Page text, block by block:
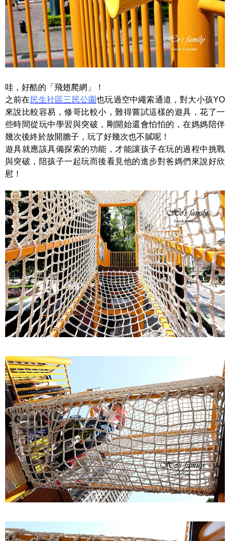
哇，好酷的「飛翅爬網」！
之前在 民生社區三民公園也玩過空中繩索通道，對大小孩YO
來說比較容易，修哥比較小，難得嘗試這樣的遊具，花了一
些時間從玩中學習與突破，剛開始還會怕怕的，在媽媽陪伴
幾次後終於放開膽子，玩了好幾次也不膩呢！
遊具就應該具備探索的功能，才能讓孩子在玩的過程中挑戰
與突破，陪孩子一起玩而後看見他的進步對爸媽們來說好欣
慰！